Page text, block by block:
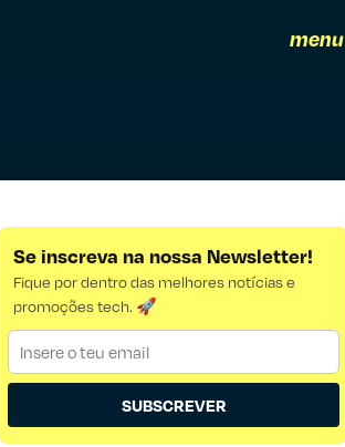
menu
Se inscreva na nossa Newsletter!
Fique por dentro das melhores notícias e
promoções tech. 🚀
SUBSCREVER